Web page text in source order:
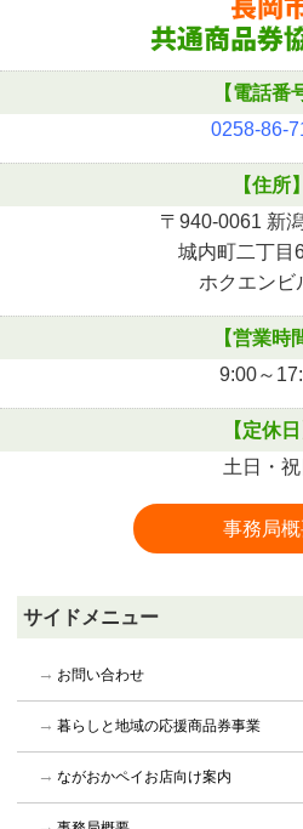
【電話番
0258-86-
【住所】
〒940-0061 新
城内町二丁目
ホクエンビ
【営業時
9:00～
【定休日
土日・祝
事務局
サイドメニュー
お問い合わせ
暮らしと地域の応援商品券事業
ながおかペイお店向け案内